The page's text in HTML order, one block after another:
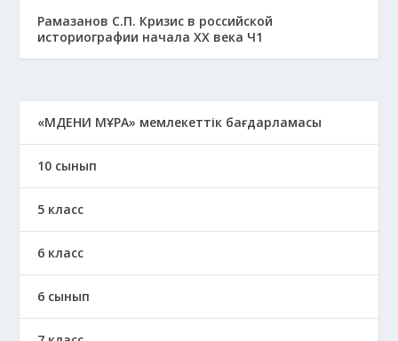
Рамазанов С.П. Кризис в российской
историографии начала ХХ века Ч1
«МӘДЕНИ МҰРА» мемлекеттік бағдарламасы
10 сынып
5 класс
6 класс
6 сынып